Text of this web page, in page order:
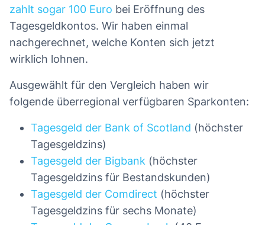
zahlt sogar 100 Euro bei Eröffnung des
Tagesgeldkontos. Wir haben einmal
nachgerechnet, welche Konten sich jetzt
wirklich lohnen.
Ausgewählt für den Vergleich haben wir
folgende überregional verfügbaren Sparkonten:
Tagesgeld der Bank of Scotland (höchster
Tagesgeldzins)
Tagesgeld der Bigbank (höchster
Tagesgeldzins für Bestandskunden)
Tagesgeld der Comdirect (höchster
Tagesgeldzins für sechs Monate)